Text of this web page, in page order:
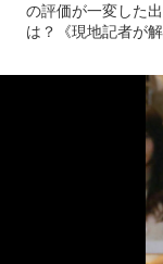
の評価が一変した
は？《現地記者が解